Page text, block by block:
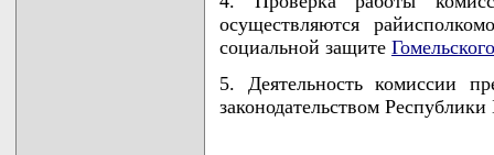
осуществляются
социальной защите
5. Деятельность комиссии
законодательством Республики